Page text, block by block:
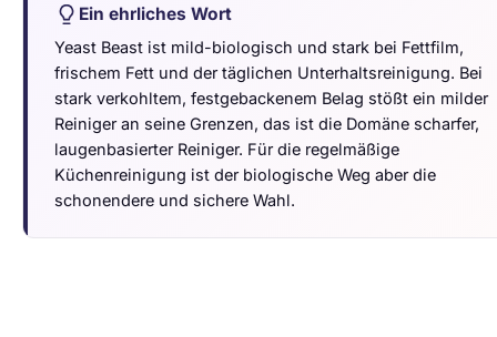
Ein ehrliches Wort
Yeast Beast ist mild-biologisch und stark bei Fettfilm,
frischem Fett und der täglichen Unterhaltsreinigung. Bei
stark verkohltem, festgebackenem Belag stößt ein milder
Reiniger an seine Grenzen, das ist die Domäne scharfer,
laugenbasierter Reiniger. Für die regelmäßige
Küchenreinigung ist der biologische Weg aber die
schonendere und sichere Wahl.